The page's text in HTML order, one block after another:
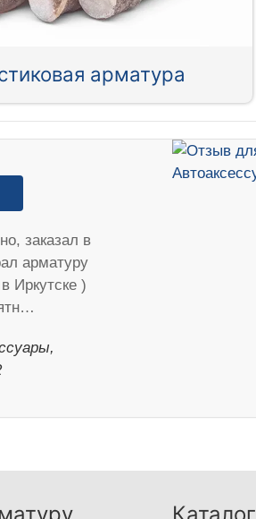
арматура
заказал в
арматуру
Иркутске )
Каталог